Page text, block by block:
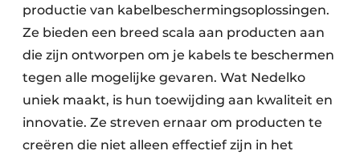
productie van kabelbeschermingsoplossingen.
Ze bieden een breed scala aan producten aan
die zijn ontworpen om je kabels te beschermen
tegen alle mogelijke gevaren. Wat Nedelko
uniek maakt, is hun toewijding aan kwaliteit en
innovatie. Ze streven ernaar om producten te
creëren die niet alleen effectief zijn in het